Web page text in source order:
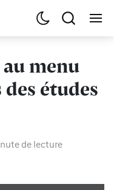
menu
études
de lecture